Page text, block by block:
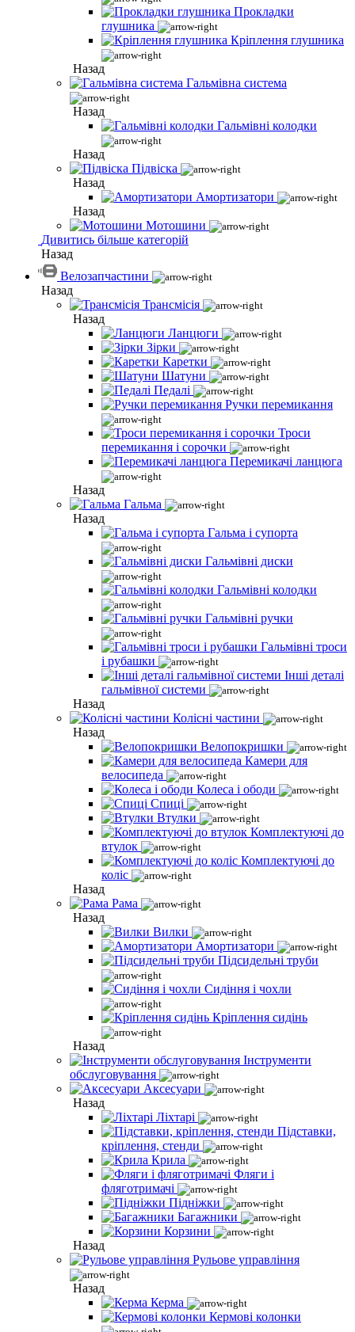
Прокладки
глушника
Кріплення глушника
Назад
Гальмівна система
Назад
Гальмівні колодки
Назад
Підвіска
Назад
Амортизатори
Назад
Мотошини
Дивитись більше категорій
Назад
Велозапчастини
Назад
Трансмісія
Назад
Ланцюги
Зірки
Каретки
Шатуни
Педалі
Ручки перемикання
Троси
перемикання і сорочки
Перемикачі ланцюга
Назад
Гальма
Назад
Гальма і супорта
Гальмівні диски
Гальмівні колодки
Гальмівні ручки
Гальмівні троси
і рубашки
Інші деталі
гальмівної системи
Назад
Колісні частини
Назад
Велопокришки
Камери для
велосипеда
Колеса і ободи
Спиці
Втулки
Комплектуючі до
втулок
Комплектуючі до
коліс
Назад
Рама
Назад
Вилки
Амортизатори
Підсидельні труби
Сидіння і чохли
Кріплення сидінь
Назад
Інструменти
обслуговування
Аксесуари
Назад
Ліхтарі
Підставки,
кріплення, стенди
Крила
Фляги і
фляготримачі
Підніжки
Багажники
Корзини
Назад
Рульове управління
Назад
Керма
Кермові колонки